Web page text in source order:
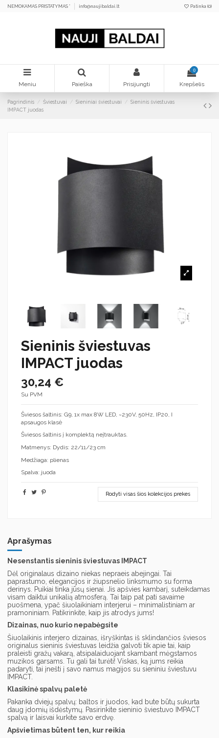
NEMOKAMAS PRISTATYMAS * info@naujibaldai.lt Patinka (0)
Meniu Paieška Prisijungti
0
Krepšelis
Pagrindinis Šviestuvai Sieniniai šviestuvai
Sieninis šviestuvas
IMPACT juodas
Sieninis šviestuvas
IMPACT juodas
30,24 €
Su PVM
Šviesos šaltinis: G9, 1x max 8W LED, ~230V, 50Hz, IP20, I
apsaugos klasė
Šviesos šaltinis į komplektą neįtrauktas.
Matmenys: Dydis: 22/11/23 cm
Medžiaga: plienas
Spalva: juoda
Rodyti visas šios kolekcijos prekes
Aprašymas
Nesenstantis sieninis šviestuvas IMPACT
Dėl originalaus dizaino niekas nepraeis abejingai. Tai
paprastumo, elegancijos ir žiupsnelio linksmumo su forma
derinys. Puikiai tinka jūsų sienai. Jis apšvies kambarį, suteikdamas
visam daiktui unikalią atmosferą. Tai taip pat pati savaime
puošmena, ypač šiuolaikiniam interjerui – minimalistiniam ar
pramoniniam. Patikrinkite, kaip jis atrodys jums!
Dizainas, nuo kurio nepabėgsite
Šiuolaikinis interjero dizainas, išryškintas iš sklindančios šviesos
originalus sieninis šviestuvas leidžia galvoti tik apie tai, kaip
praleisti gražų vakarą, atsipalaiduojant skambant mėgstamos
muzikos garsams. Tu gali tai turėti! Viskas, ką jums reikia
padaryti, tai įnešti į savo namus magijos su sieniniu šviestuvu
IMPACT.
Klasikinė spalvų paletė
Pakanka dviejų spalvų: baltos ir juodos, kad bute būtų sukurta
daug įdomių išdėstymų. Pasirinkite sieninio šviestuvo IMPACT
spalvą ir laisvai kurkite savo erdvę.
Apšvietimas būtent ten, kur reikia